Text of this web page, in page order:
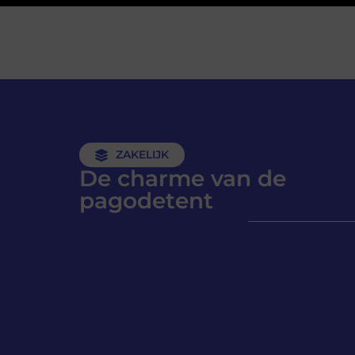
ZAKELIJK
De charme van de
pagodetent